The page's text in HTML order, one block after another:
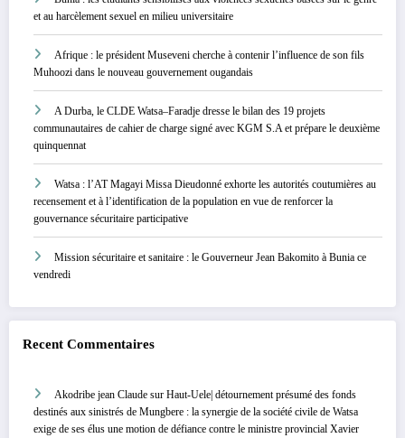
et au harcèlement sexuel en milieu universitaire
Afrique : le président Museveni cherche à contenir l’influence de son fils
Muhoozi dans le nouveau gouvernement ougandais
A Durba, le CLDE Watsa–Faradje dresse le bilan des 19 projets
communautaires de cahier de charge signé avec KGM S.A et prépare le deuxième
quinquennat
Watsa : l’AT Magayi Missa Dieudonné exhorte les autorités coutumières au
recensement et à l’identification de la population en vue de renforcer la
gouvernance sécuritaire participative
Mission sécuritaire et sanitaire : le Gouverneur Jean Bakomito à Bunia ce
vendredi
Recent Commentaires
Akodribe jean Claude sur Haut-Uele| détournement présumé des fonds
destinés aux sinistrés de Mungbere : la synergie de la société civile de Watsa
exige de ses élus une motion de défiance contre le ministre provincial Xavier